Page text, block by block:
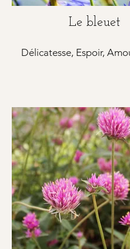
Le bleuet
Délicatesse, Espoir,